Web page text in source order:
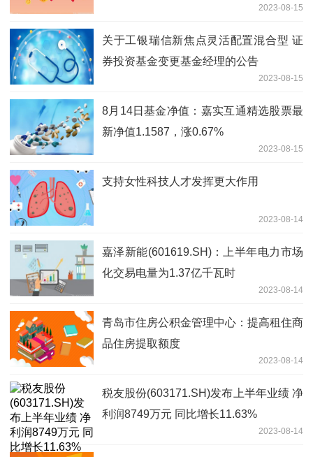
2023-08-15
关于工银瑞信新焦点灵活配置混合型 证
券投资基金变更基金经理的公告
2023-08-15
8月14日基金净值：嘉实互通精选股票最
新净值1.1587，涨0.67%
2023-08-15
支持女性科技人才发挥更大作用
2023-08-14
嘉泽新能(601619.SH)：上半年电力市场
化交易电量为1.37亿千瓦时
2023-08-14
青岛市住房公积金管理中心：提高租住商
品住房提取额度
2023-08-14
税友股份(603171.SH)发布上半年业绩 净
利润8749万元 同比增长11.63%
2023-08-14